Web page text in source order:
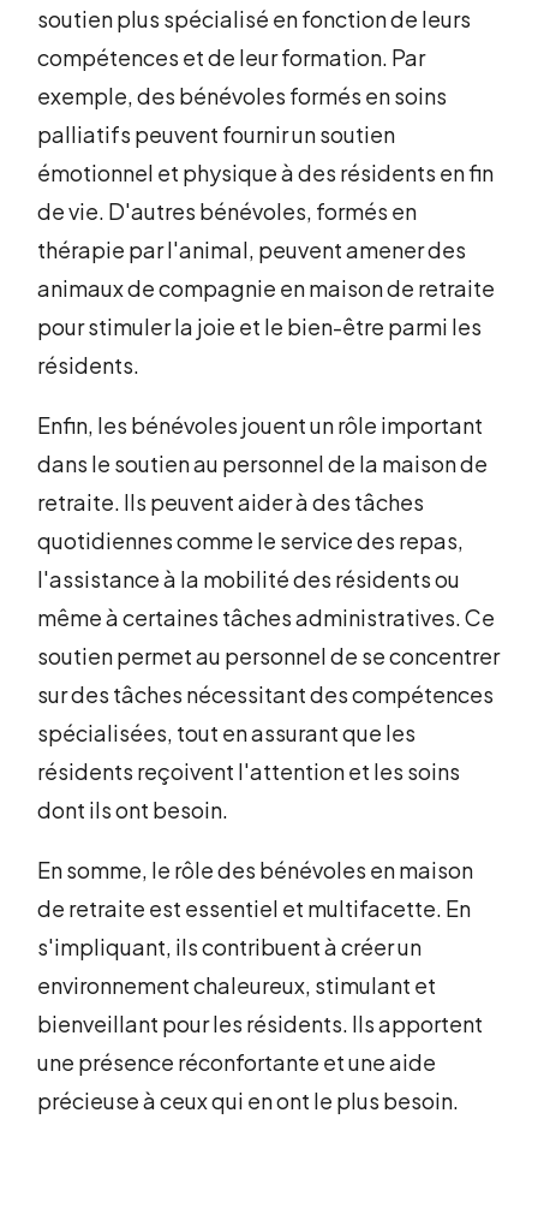
soutien plus spécialisé en fonction de leurs
compétences et de leur formation. Par
exemple, des bénévoles formés en soins
palliatifs peuvent fournir un soutien
émotionnel et physique à des résidents en fin
de vie. D'autres bénévoles, formés en
thérapie par l'animal, peuvent amener des
animaux de compagnie en maison de retraite
pour stimuler la joie et le bien-être parmi les
résidents.
Enfin, les bénévoles jouent un rôle important
dans le soutien au personnel de la maison de
retraite. Ils peuvent aider à des tâches
quotidiennes comme le service des repas,
l'assistance à la mobilité des résidents ou
même à certaines tâches administratives. Ce
soutien permet au personnel de se concentrer
sur des tâches nécessitant des compétences
spécialisées, tout en assurant que les
résidents reçoivent l'attention et les soins
dont ils ont besoin.
En somme, le rôle des bénévoles en maison
de retraite est essentiel et multifacette. En
s'impliquant, ils contribuent à créer un
environnement chaleureux, stimulant et
bienveillant pour les résidents. Ils apportent
une présence réconfortante et une aide
précieuse à ceux qui en ont le plus besoin.